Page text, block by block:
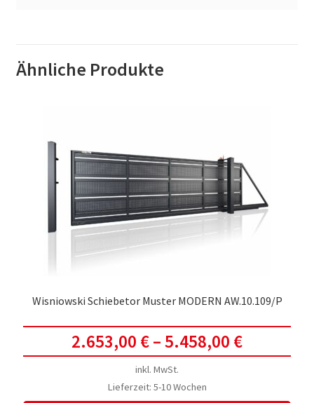
Ähnliche Produkte
Wisniowski Schiebetor Muster MODERN AW.10.109/P
2.653,00 €–5.458,00 €
inkl. MwSt.
Lieferzeit: 5-10 Wochen